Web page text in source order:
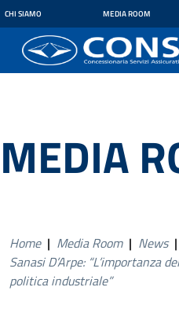
CHI SIAMO MEDIA ROOM
MEDIA
Home | Media Room | News |
Sanasi D’Arpe: “L’importanza
politica industriale”